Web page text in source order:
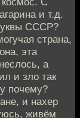
и т.д.
СССР?
страна,
эта
а
и зло так
почему?
и нахер
живём